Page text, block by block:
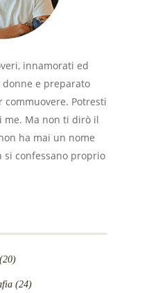
innamorati ed
e preparato
Potresti
me. Ma non ti dirò il
ha mai un nome
si confessano proprio
(20)
(24)